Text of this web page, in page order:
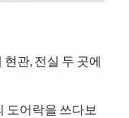
관, 전실 두 곳에
도어락을 쓰다보